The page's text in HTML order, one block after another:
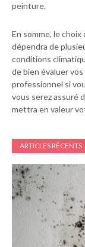
peinture.
En somme, le
dépendra de
conditions
de bien évaluer
professionnel si
vous serez assuré
mettra en valeur
ARTICLES RÉCENTS